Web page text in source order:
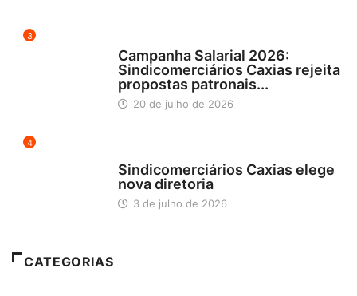
3
Campanha Salarial 2026:
Sindicomerciários Caxias rejeita
propostas patronais...
20 de julho de 2026
4
Sindicomerciários Caxias elege
nova diretoria
3 de julho de 2026
CATEGORIAS